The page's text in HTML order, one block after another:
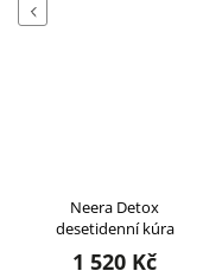
Previous
Neera Detox
desetidenní kúra
1 520 Kč